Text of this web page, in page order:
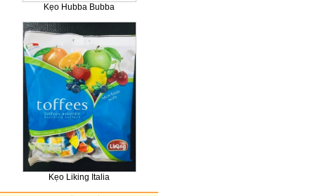
Kẹo Hubba Bubba
Kẹo Liking Italia